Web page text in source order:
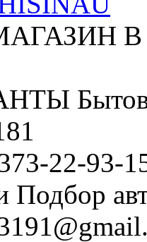
22-93-
Подбор